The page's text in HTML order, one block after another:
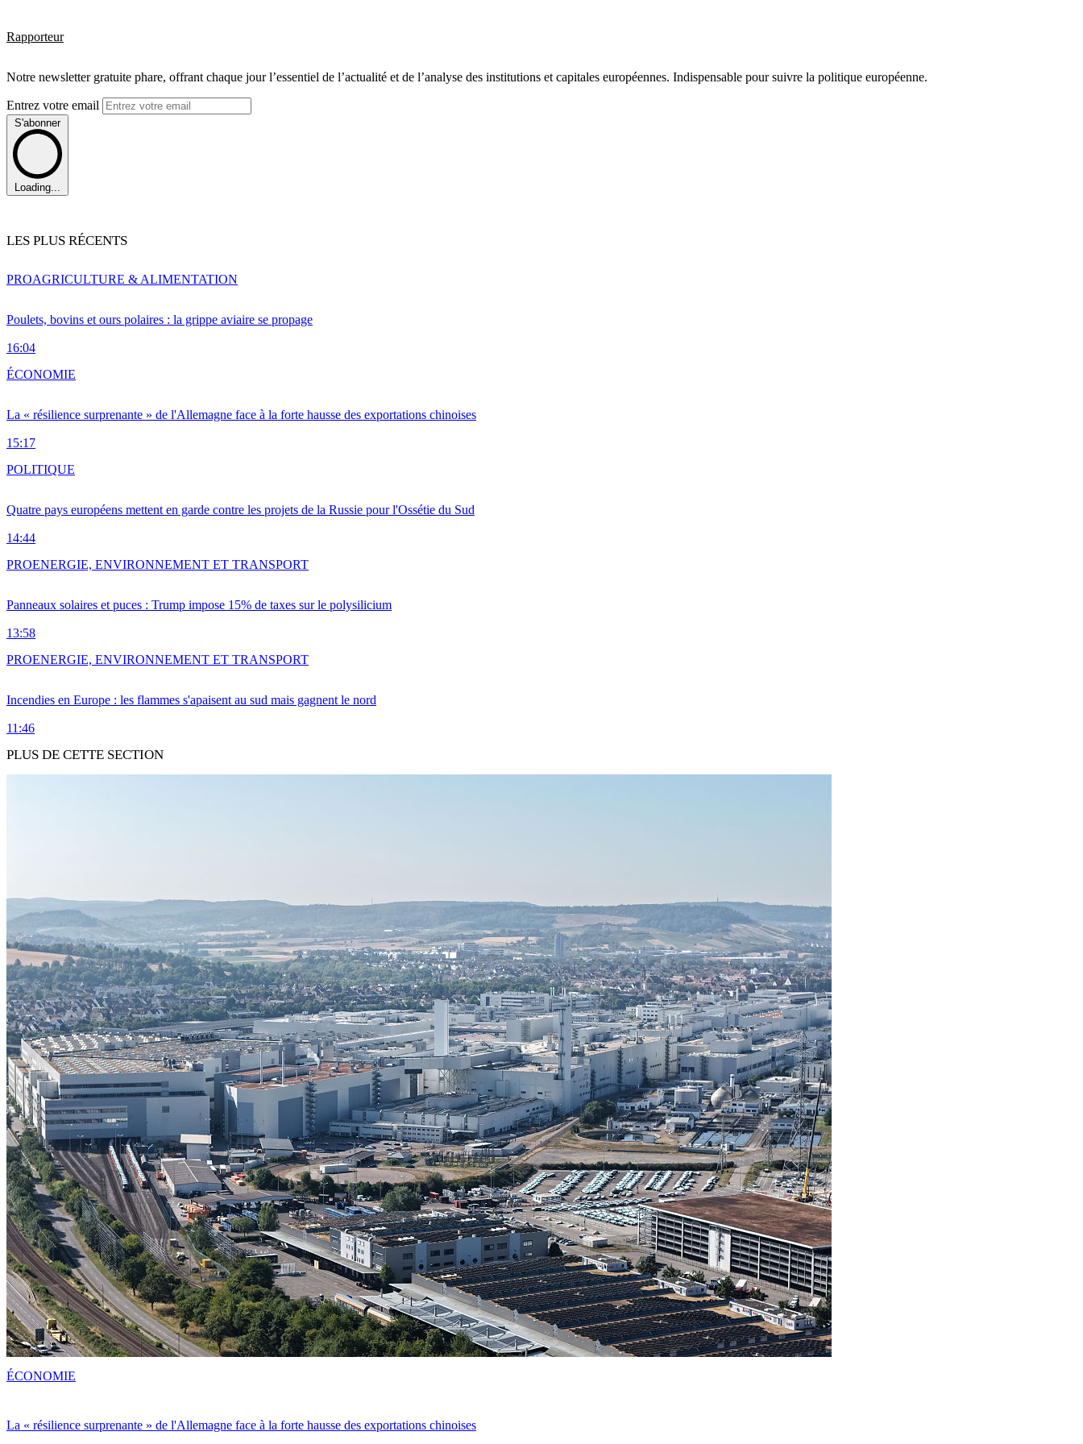
Rapporteur
Notre newsletter gratuite phare, offrant chaque jour l’essentiel de l’actualité et de l’analyse des institutions et capitales européennes. Indispensable pour suivre la politique européenne.
Entrez votre email
S'abonner
Loading...
LES PLUS RÉCENTS
Poulets, bovins et ours polaires : la grippe aviaire se propage
16:04
PROAGRICULTURE & ALIMENTATION
La « résilience surprenante » de l'Allemagne face à la forte hausse des exportations chinoises
15:17
ÉCONOMIE
Quatre pays européens mettent en garde contre les projets de la Russie pour l'Ossétie du Sud
14:44
POLITIQUE
Panneaux solaires et puces : Trump impose 15% de taxes sur le polysilicium
13:58
PROENERGIE, ENVIRONNEMENT ET TRANSPORT
Incendies en Europe : les flammes s'apaisent au sud mais gagnent le nord
11:46
PROENERGIE, ENVIRONNEMENT ET TRANSPORT
PLUS DE CETTE SECTION
La « résilience surprenante » de l'Allemagne face à la forte hausse des exportations chinoises
ÉCONOMIE